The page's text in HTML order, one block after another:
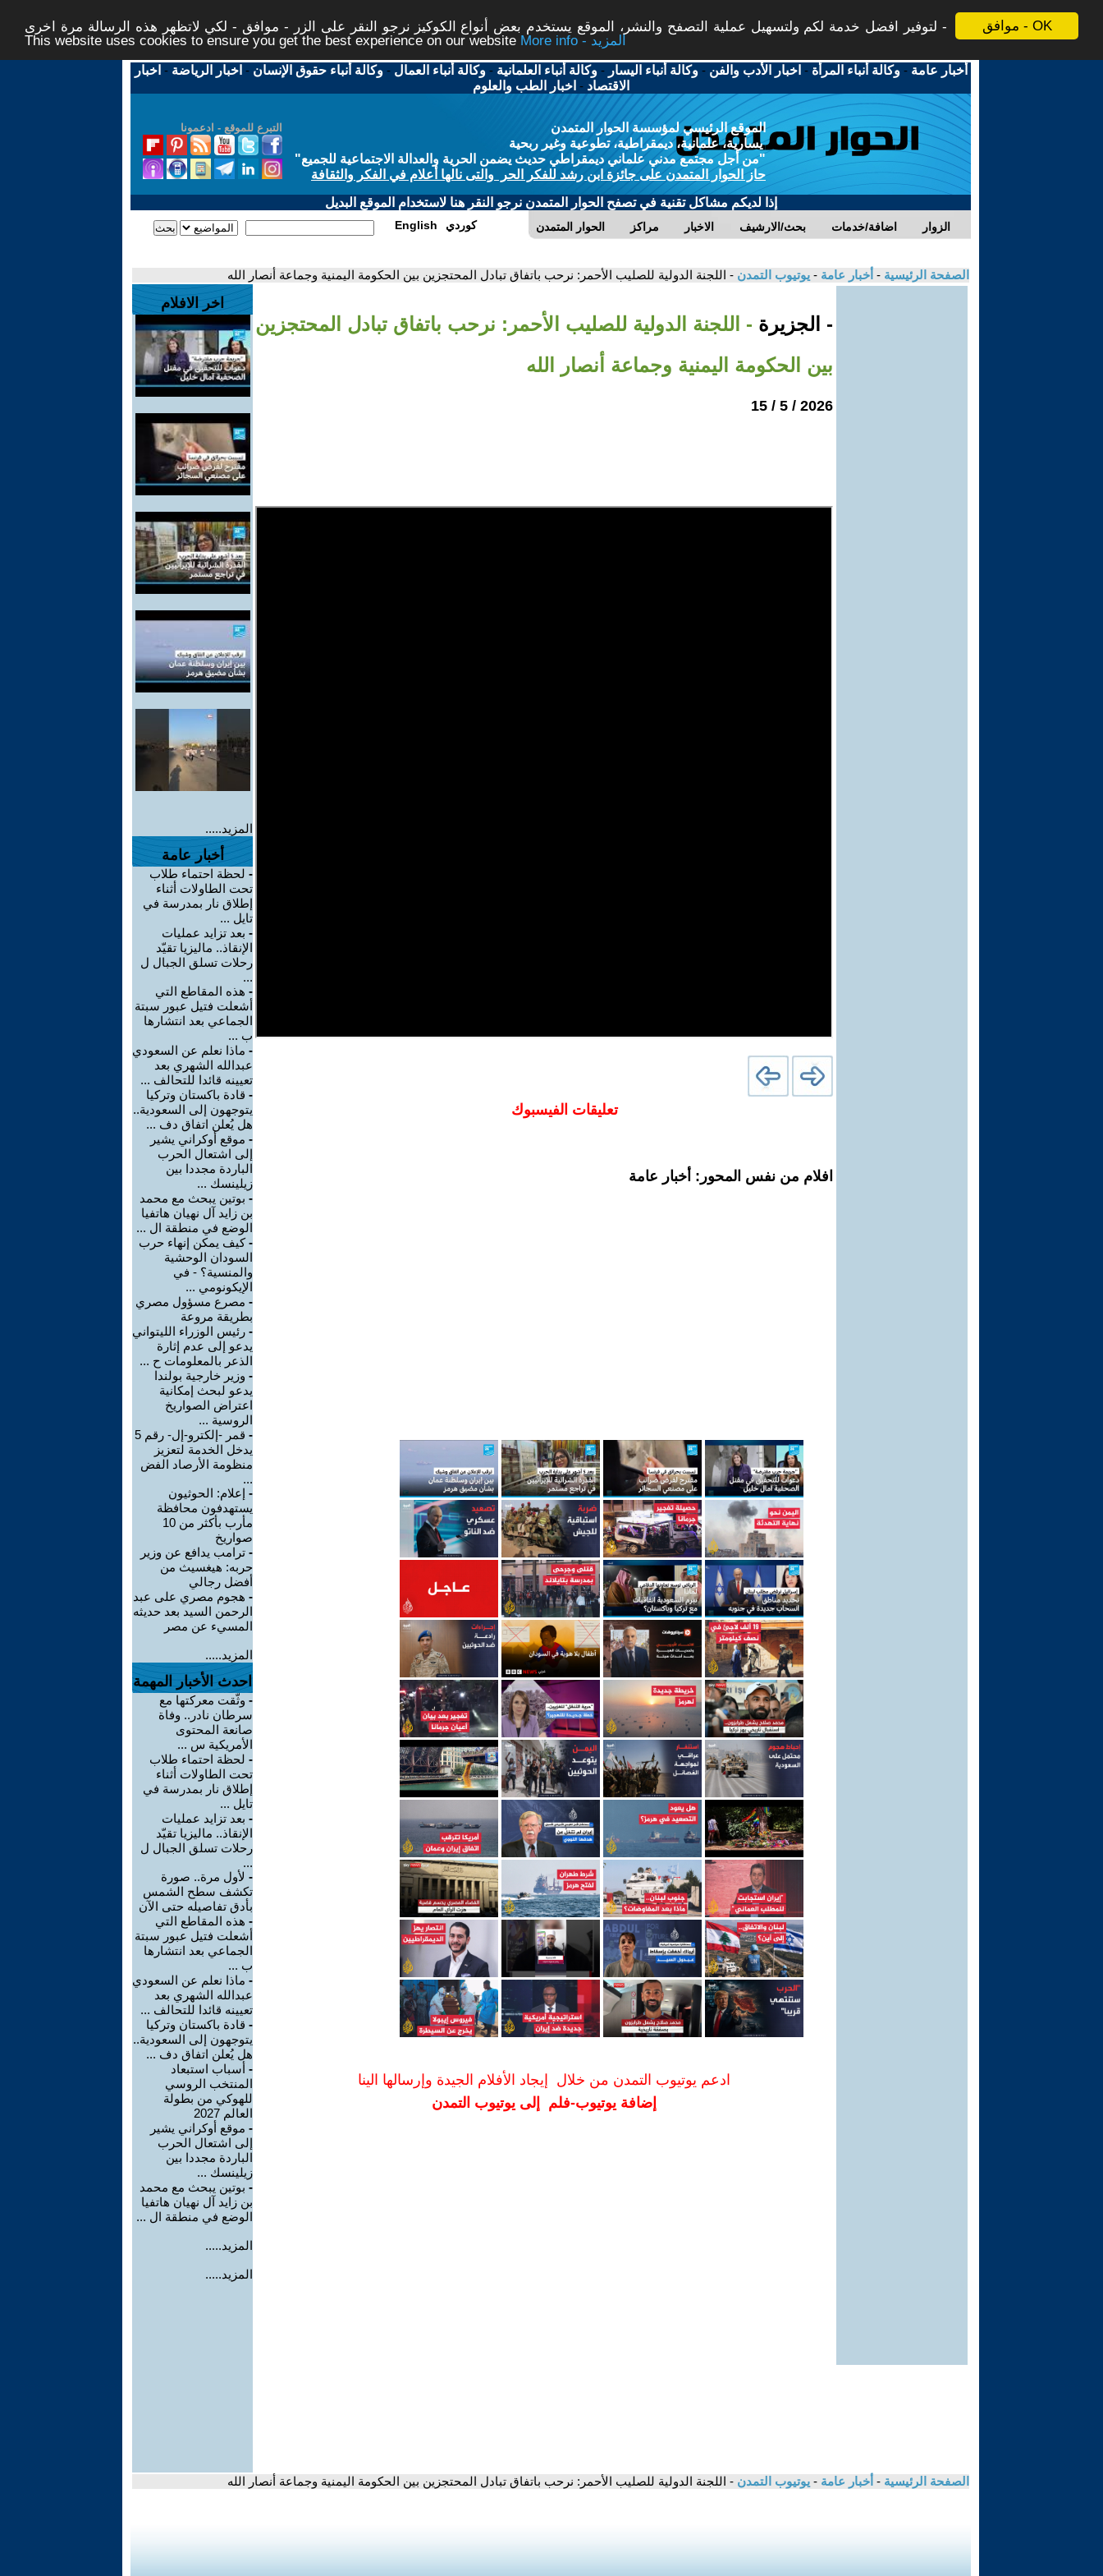
موافق - OK
لتوفير افضل خدمة لكم ولتسهيل عملية التصفح والنشر، الموقع يستخدم بعض أنواع الكوكيز نرجو النقر على الزر - موافق - لكي لاتظهر هذه الرسالة مرة اخرى -
This website uses cookies to ensure you get the best experience on our website
More info - المزيد
أخبار عامة -وكالة أنباء المرأة - اخبار الأدب والفن -وكالة أنباء اليسار -وكالة أنباء العلمانية -وكالة أنباء العمال -وكالة أنباء حقوق الإنسان - اخبار الرياضة - اخبار
الاقتصاد - اخبار الطب والعلوم
التبرع للموقع - ادعمونا
الموقع الرئيسي لمؤسسة الحوار المتمدن
يسارية، علمانية، ديمقراطية، تطوعية وغير ربحية
"من أجل مجتمع مدني علماني ديمقراطي حديث يضمن الحرية والعدالة الاجتماعية للجميع"
حاز الحوار المتمدن على جائزة ابن رشد للفكر الحر والتى نالها أعلام في الفكر والثقافة
إذا لديكم مشاكل تقنية في تصفح الحوار المتمدن نرجو النقر هنا لاستخدام الموقع البديل
الحوار المتمدن مراكز الاخبار بحث/الارشيف اضافة/خدمات الزوار English كوردي
الصفحة الرئيسية - أخبار عامة - يوتيوب التمدن - اللجنة الدولية للصليب الأحمر: نرحب باتفاق تبادل المحتجزين بين الحكومة اليمنية وجماعة أنصار الله
- الجزيرة - اللجنة الدولية للصليب الأحمر: نرحب باتفاق تبادل المحتجزين
بين الحكومة اليمنية وجماعة أنصار الله
2026 / 5 / 15
تعليقات الفيسبوك
افلام من نفس المحور: أخبار عامة
ادعم يوتيوب التمدن من خلال إيجاد الأفلام الجيدة وإرسالها الينا
إضافة يوتيوب-فلم إلى يوتيوب التمدن
اخر الافلام
المزيد.....
أخبار عامة
- لحظة احتماء طلاب
تحت الطاولات أثناء
إطلاق نار بمدرسة في
تايل ...
- بعد تزايد عمليات
الإنقاذ.. ماليزيا تقيّد
رحلات تسلق الجبال ل
...
- هذه المقاطع التي
أشعلت فتيل عبور سبتة
الجماعي بعد انتشارها
ب ...
- ماذا نعلم عن السعودي
عبدالله الشهري بعد
تعيينه قائدا للتحالف ...
- قادة باكستان وتركيا
يتوجهون إلى السعودية..
هل يُعلن اتفاق دف ...
- موقع أوكراني يشير
إلى اشتعال الحرب
الباردة مجددا بين
زيلينسك ...
- بوتين يبحث مع محمد
بن زايد آل نهيان هاتفيا
الوضع في منطقة ال ...
-كيف يمكن إنهاء حرب
السودان الوحشية
والمنسية؟ - في
الإيكونومي ...
- مصرع مسؤول مصري
بطريقة مروعة
- رئيس الوزراء الليتواني
يدعو إلى عدم إثارة
الذعر بالمعلومات ح ...
- وزير خارجية بولندا
يدعو لبحث إمكانية
اعتراض الصواريخ
الروسية ...
-
قمر -إلكترو-إل- رقم 5
يدخل الخدمة لتعزيز
منظومة الأرصاد الفض
...
- إعلام: الحوثيون
يستهدفون محافظة
مأرب بأكثر من 10
صواريخ
- ترامب يدافع عن وزير
حربه: هيغسيث من
أفضل رجالي
- هجوم مصري على عبد
الرحمن السيد بعد حديثه
المسيء عن مصر
المزيد.....
احدث الأخبار المهمة
- وثّقت معركتها مع
سرطان نادر.. وفاة
صانعة المحتوى
الأمريكية س ...
- لحظة احتماء طلاب
تحت الطاولات أثناء
إطلاق نار بمدرسة في
تايل ...
- بعد تزايد عمليات
الإنقاذ.. ماليزيا تقيّد
رحلات تسلق الجبال ل
...
- لأول مرة.. صورة
تكشف سطح الشمس
بأدق تفاصيله حتى الآن
- هذه المقاطع التي
أشعلت فتيل عبور سبتة
الجماعي بعد انتشارها
ب ...
- ماذا نعلم عن السعودي
عبدالله الشهري بعد
تعيينه قائدا للتحالف ...
- قادة باكستان وتركيا
يتوجهون إلى السعودية..
هل يُعلن اتفاق دف ...
- أسباب استبعاد
المنتخب الروسي
للهوكي من بطولة
العالم 2027
- موقع أوكراني يشير
إلى اشتعال الحرب
الباردة مجددا بين
زيلينسك ...
- بوتين يبحث مع محمد
بن زايد آل نهيان هاتفيا
الوضع في منطقة ال ...
المزيد.....
المزيد.....
الصفحة الرئيسية - أخبار عامة - يوتيوب التمدن - اللجنة الدولية للصليب الأحمر: نرحب باتفاق تبادل المحتجزين بين الحكومة اليمنية وجماعة أنصار الله